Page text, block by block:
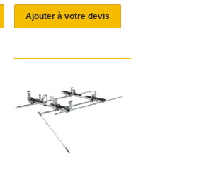
Ajouter à votre devis